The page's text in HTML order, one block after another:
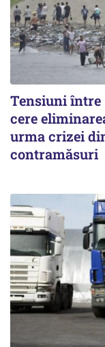
Tensiuni între
cere
urma crizei
contramăsuri